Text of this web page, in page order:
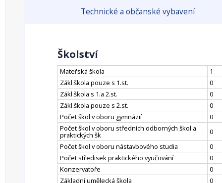
Technické a občanské vybavení
Školství
Mateřská škola
1
Zákl.škola pouze s 1.st.
0
Zákl.škola s 1.a 2.st.
0
Zákl.škola pouze s 2.st.
0
Počet škol v oboru gymnázií
0
Počet škol v oboru středních odborných škol a
praktických šk
0
Počet škol v oboru nástavbového studia
0
Počet středisek praktického vyučování
0
Konzervatoře
0
Základní umělecká škola
0